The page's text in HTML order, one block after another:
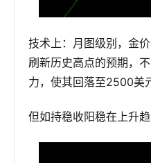
技术上：月图级别，金
刷新历史高点的预期，
力，使其回落至2500美
但如持稳收阳稳在上升